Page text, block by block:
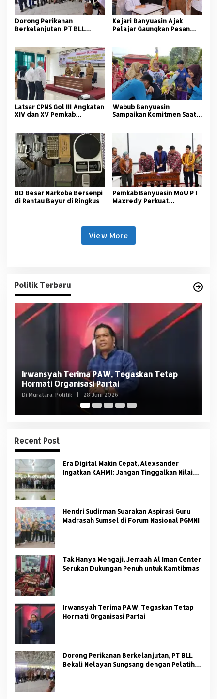
Dorong Perikanan
Berkelanjutan, PT BLL
Tangkap
Kejari Banyuasin Ajak
Pelajar Gaungkan Pesan
Latsar CPNS Gol III Angkatan
XIV dan XV Pemkab
Wabub Banyuasin
Sampaikan Komitmen Saat
BD Besar Narkoba Bersenpi
di Rantau Bayur di Ringkus
Pemkab Banyuasin MoU PT
Maxredy Perkuat
View More
Politik Terbaru
Usai OTT KPK, NasDem Sumsel Tegaskan
Edison Bukan Kader Partai
Di Politik | 8 Juni 2026
Recent Post
Era Digital Makin Cepat, Alexsander
Ingatkan KAHMI: Jangan Tinggalkan Nilai
Hendri Sudirman Suarakan Aspirasi Guru
Madrasah Sumsel di Forum Nasional PGMNI
Tak Hanya Mengaji, Jemaah Al Iman Center
Serukan Dukungan Penuh untuk Kamtibmas
Irwansyah Terima PAW, Tegaskan Tetap
Hormati Organisasi Partai
Dorong Perikanan Berkelanjutan, PT BLL
Bekali Nelayan Sungsang dengan Pelatihan